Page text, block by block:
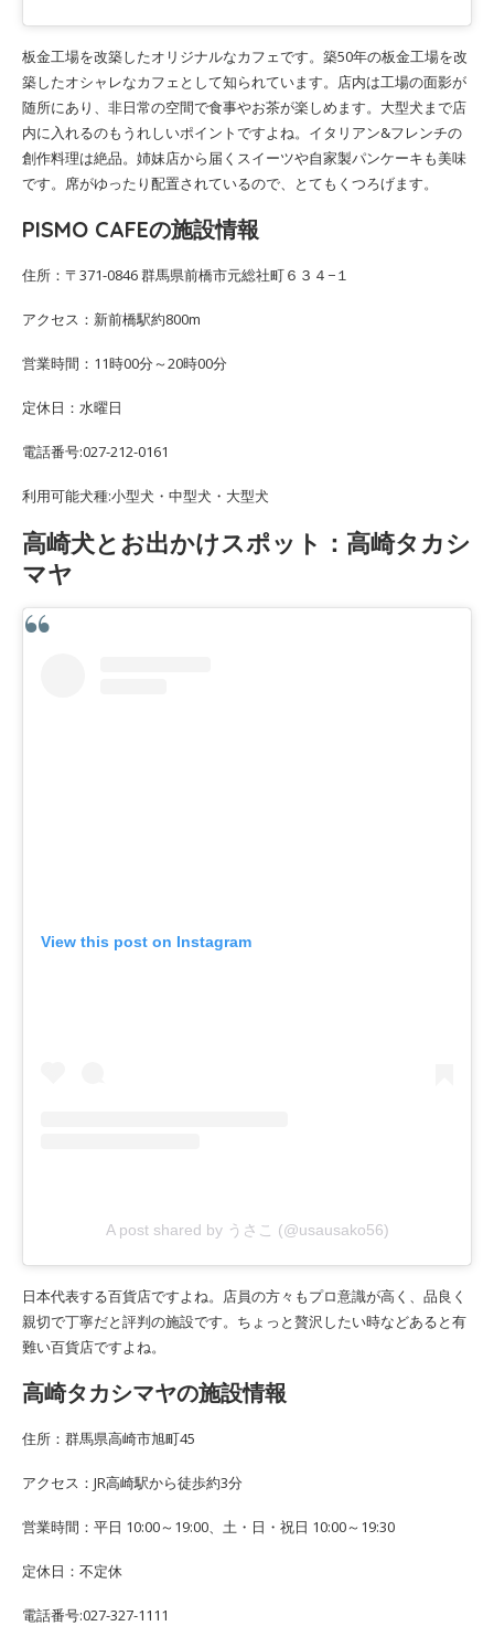
板金工場を改築したオリジナルなカフェです。築50年の板金工場を改
築したオシャレなカフェとして知られています。店内は工場の面影が
随所にあり、非日常の空間で食事やお茶が楽しめます。大型犬まで店
内に入れるのもうれしいポイントですよね。イタリアン&フレンチの
創作料理は絶品。姉妹店から届くスイーツや自家製パンケーキも美味
です。席がゆったり配置されているので、とてもくつろげます。
PISMO CAFEの施設情報
住所：〒371-0846 群馬県前橋市元総社町６３４−１
アクセス：新前橋駅約800m
営業時間：11時00分～20時00分
定休日：水曜日
電話番号:027-212-0161
利用可能犬種:小型犬・中型犬・大型犬
高崎犬とお出かけスポット：高崎タカシ
マヤ
View this post on Instagram
A post shared by うさこ (@usausako56)
日本代表する百貨店ですよね。店員の方々もプロ意識が高く、品良く
親切で丁寧だと評判の施設です。ちょっと贅沢したい時などあると有
難い百貨店ですよね。
高崎タカシマヤの施設情報
住所：群馬県高崎市旭町45
アクセス：JR高崎駅から徒歩約3分
営業時間：平日 10:00～19:00、土・日・祝日 10:00～19:30
定休日：不定休
電話番号:027-327-1111